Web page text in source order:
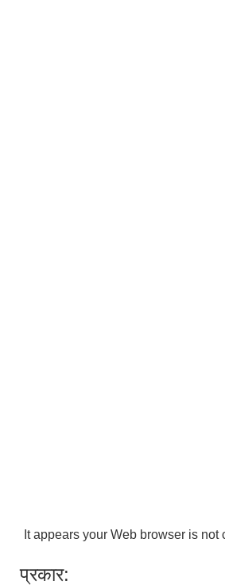
It appears your Web browser is
प्रकार: